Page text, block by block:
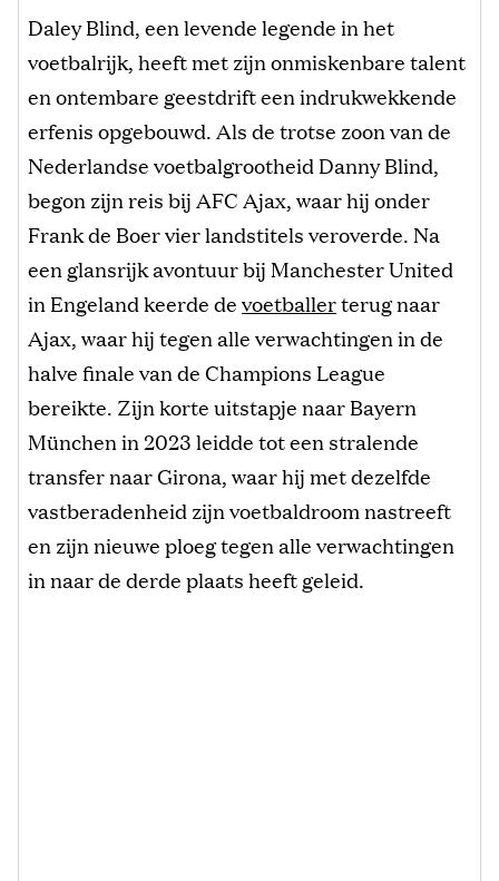
Daley Blind, een levende legende in het
voetbalrijk, heeft met zijn onmiskenbare talent
en ontembare geestdrift een indrukwekkende
erfenis opgebouwd. Als de trotse zoon van de
Nederlandse voetbalgrootheid Danny Blind,
begon zijn reis bij AFC Ajax, waar hij onder
Frank de Boer vier landstitels veroverde. Na
een glansrijk avontuur bij Manchester United
in Engeland keerde devoetballerterug naar
Ajax, waar hij tegen alle verwachtingen in de
halve finale van de Champions League
bereikte. Zijn korte uitstapje naar Bayern
München in 2023 leidde tot een stralende
transfer naar Girona, waar hij met dezelfde
vastberadenheid zijn voetbaldroom nastreeft
en zijn nieuwe ploeg tegen alle verwachtingen
in naar de derde plaats heeft geleid.